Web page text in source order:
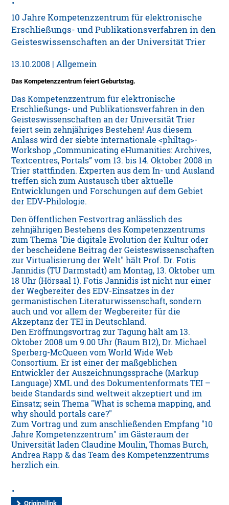
10 Jahre Kompetenzzentrum für elektronische
Erschließungs- und Publikationsverfahren in den
Geisteswissenschaften an der Universität Trier
13.10.2008 | Allgemein
Das Kompetenzzentrum feiert Geburtstag.
Das Kompetenzzentrum für elektronische
Erschließungs- und Publikationsverfahren in den
Geisteswissenschaften an der Universität Trier
feiert sein zehnjähriges Bestehen! Aus diesem
Anlass wird der siebte internationale <philtag>-
Workshop „Communicating eHumanities: Archives,
Textcentres, Portals“ vom 13. bis 14. Oktober 2008 in
Trier stattfinden. Experten aus dem In- und Ausland
treffen sich zum Austausch über aktuelle
Entwicklungen und Forschungen auf dem Gebiet
der EDV-Philologie.
Den öffentlichen Festvortrag anlässlich des
zehnjährigen Bestehens des Kompetenzzentrums
zum Thema "Die digitale Evolution der Kultur oder
der bescheidene Beitrag der Geisteswissenschaften
zur Virtualisierung der Welt" hält Prof. Dr. Fotis
Jannidis (TU Darmstadt) am Montag, 13. Oktober um
18 Uhr (Hörsaal 1). Fotis Jannidis ist nicht nur einer
der Wegbereiter des EDV-Einsatzes in der
germanistischen Literaturwissenschaft, sondern
auch und vor allem der Wegbereiter für die
Akzeptanz der TEI in Deutschland.
Den Eröffnungsvortrag zur Tagung hält am 13.
Oktober 2008 um 9.00 Uhr (Raum B12), Dr. Michael
Sperberg-McQueen vom World Wide Web
Consortium. Er ist einer der maßgeblichen
Entwickler der Auszeichnungssprache (Markup
Language) XML und des Dokumentenformats TEI –
beide Standards sind weltweit akzeptiert und im
Einsatz; sein Thema "What is schema mapping, and
why should portals care?"
Zum Vortrag und zum anschließenden Empfang "10
Jahre Kompetenzzentrum" im Gästeraum der
Universität laden Claudine Moulin, Thomas Burch,
Andrea Rapp & das Team des Kompetenzzentrums
herzlich ein.
Originallink